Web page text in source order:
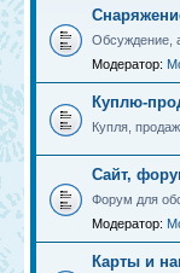
Обсуждение,
Модератор:
Куплю-
Купля,
Сайт,
Форум для
Модератор:
Карты и